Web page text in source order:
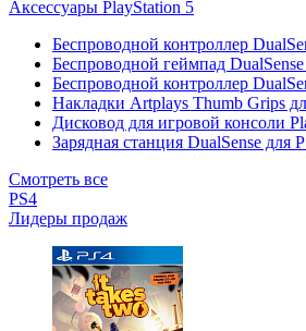
Аксессуары PlayStation 5
Беспроводной контроллер
Беспроводной геймпад
Беспроводной контроллер
Накладки Artplays Thumb Grips
Дисковод для игровой консоли
Зарядная станция DualSense для
Смотреть все
PS4
Лидеры продаж